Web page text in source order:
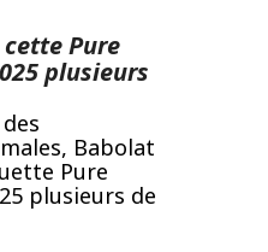
Pure
plusieurs
Babolat
Pure
plusieurs de